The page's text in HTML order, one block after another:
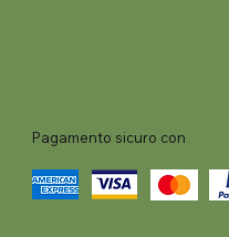
Pagamento sicuro con